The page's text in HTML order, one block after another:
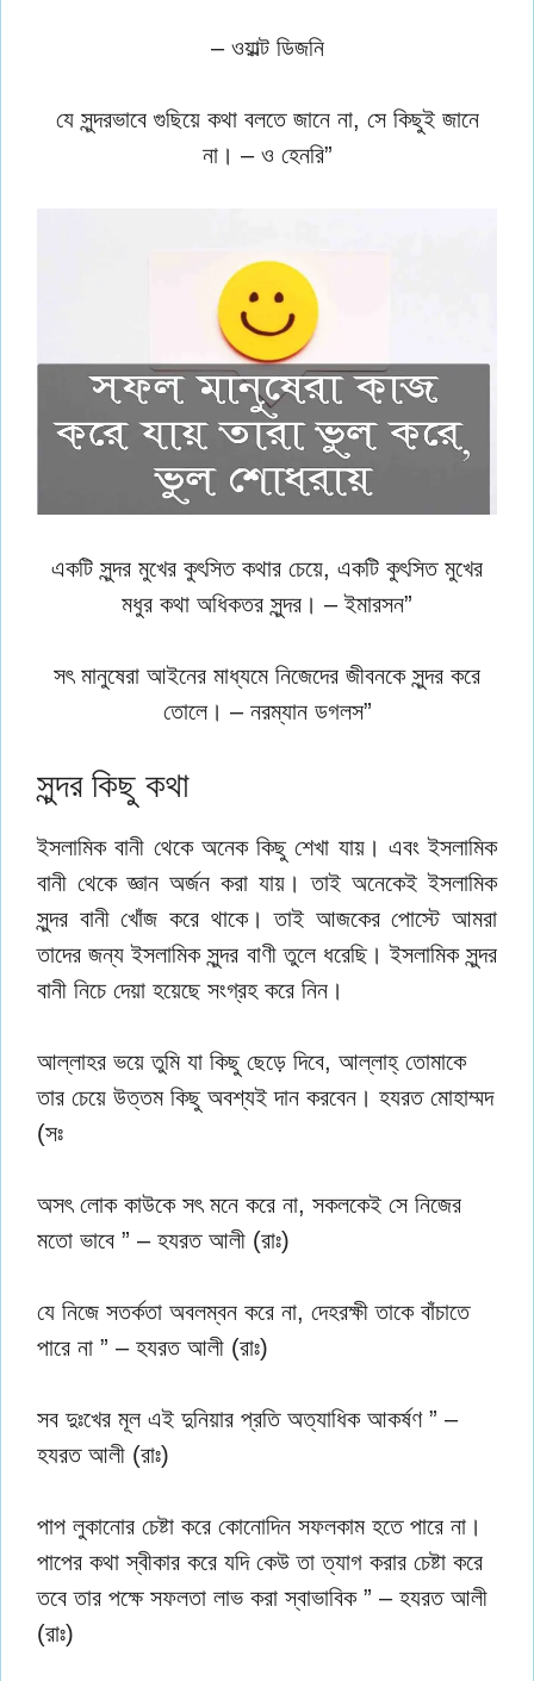
– ওয়াল্ট ডিজনি
যে সুন্দরভাবে গুছিয়ে কথা বলতে জানে না, সে কিছুই জানে
না। – ও হেনরি”
একটি সুন্দর মুখের কুৎসিত কথার চেয়ে, একটি কুৎসিত মুখের
মধুর কথা অধিকতর সুন্দর। – ইমারসন”
সৎ মানুষেরা আইনের মাধ্যমে নিজেদের জীবনকে সুন্দর করে
তােলে। – নরম্যান ডগলস”
সুন্দর কিছু কথা
ইসলামিক বানী থেকে অনেক কিছু শেখা যায়। এবং ইসলামিক
বানী থেকে জ্ঞান অর্জন করা যায়। তাই অনেকেই ইসলামিক
সুন্দর বানী খোঁজ করে থাকে। তাই আজকের পোস্টে আমরা
তাদের জন্য ইসলামিক সুন্দর বাণী তুলে ধরেছি। ইসলামিক সুন্দর
বানী নিচে দেয়া হয়েছে সংগ্রহ করে নিন।
আল্লাহর ভয়ে তুমি যা কিছু ছেড়ে দিবে, আল্লাহ্ তোমাকে
তার চেয়ে উত্তম কিছু অবশ্যই দান করবেন। হযরত মোহাম্মদ
(সঃ
অসৎ লোক কাউকে সৎ মনে করে না, সকলকেই সে নিজের
মতো ভাবে ” – হযরত আলী (রাঃ)
যে নিজে সতর্কতা অবলম্বন করে না, দেহরক্ষী তাকে বাঁচাতে
পারে না ” – হযরত আলী (রাঃ)
সব দুঃখের মূল এই দুনিয়ার প্রতি অত্যাধিক আকর্ষণ ” –
হযরত আলী (রাঃ)
পাপ লুকানোর চেষ্টা করে কোনোদিন সফলকাম হতে পারে না।
পাপের কথা স্বীকার করে যদি কেউ তা ত্যাগ করার চেষ্টা করে
তবে তার পক্ষে সফলতা লাভ করা স্বাভাবিক ” – হযরত আলী
(রাঃ)